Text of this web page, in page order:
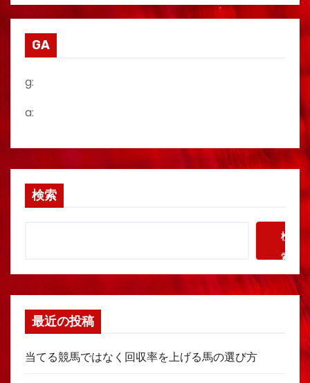
GA
g:
a:
検索
検
索
最近の投稿
当てる競馬ではなく回収率を上げる馬の選び方